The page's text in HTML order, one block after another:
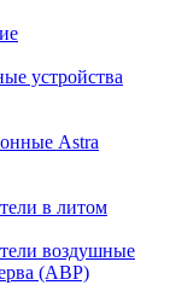
устройства
Astra
в литом
воздушные
(АВР)